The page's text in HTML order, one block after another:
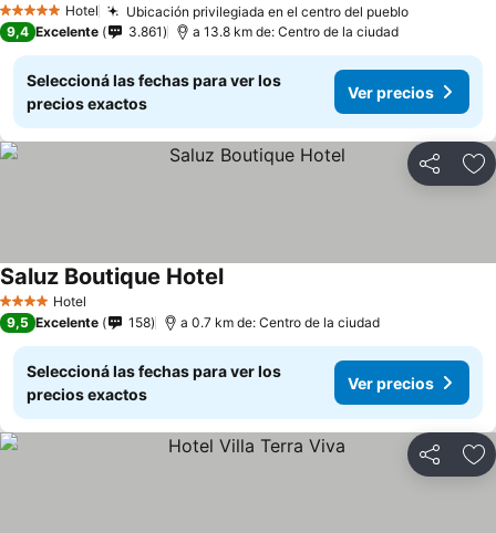
5 Estrellas Hotel Ubicación privilegiada en el centro del pueblo
9,4 Excelente 3.861 a 13.8 km de: Centro de la ciudad
Seleccioná las fechas para ver los
precios exactos
Ver precios
Compartir
4 EstrellasHotel
Saluz Boutique Hotel
9,5 Excelente 158 a 0.7 km de: Centro de la ciudad
Seleccioná las fechas para ver los
precios exactos
Ver precios
Compartir